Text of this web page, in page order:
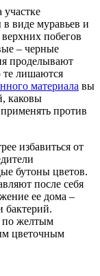
участке
виде муравьев и
побегов
– черные
проделывают
те лишаются
материала вы
каковы
против
избавиться от
бутоны цветов.
после себя
ее дома –
бактерий.
по желтым
цветочным